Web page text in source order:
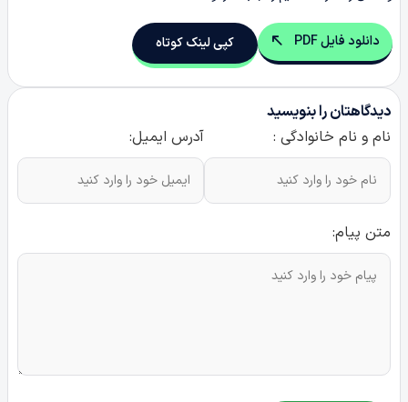
دانلود فایل PDF کپی لینک کوتاه
دیدگاهتان را بنویسید
نام و نام خانوادگی :
آدرس ایمیل:
متن پیام: